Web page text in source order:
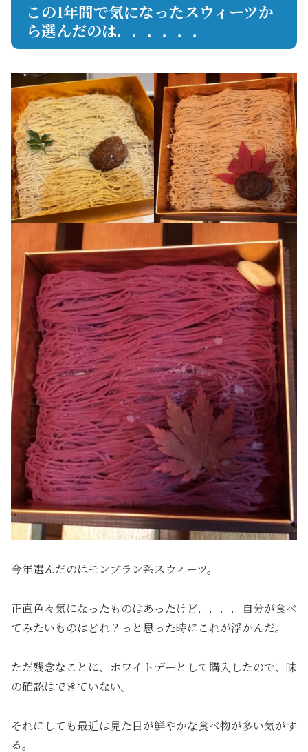
この1年間で気になったスウィーツか
ら選んだのは．．．．．．
今年選んだのはモンブラン系スウィーツ。
正直色々気になったものはあったけど．．．．自分が食べ
てみたいものはどれ？っと思った時にこれが浮かんだ。
ただ残念なことに、ホワイトデーとして購入したので、味
の確認はできていない。
それにしても最近は見た目が鮮やかな食べ物が多い気がす
る。